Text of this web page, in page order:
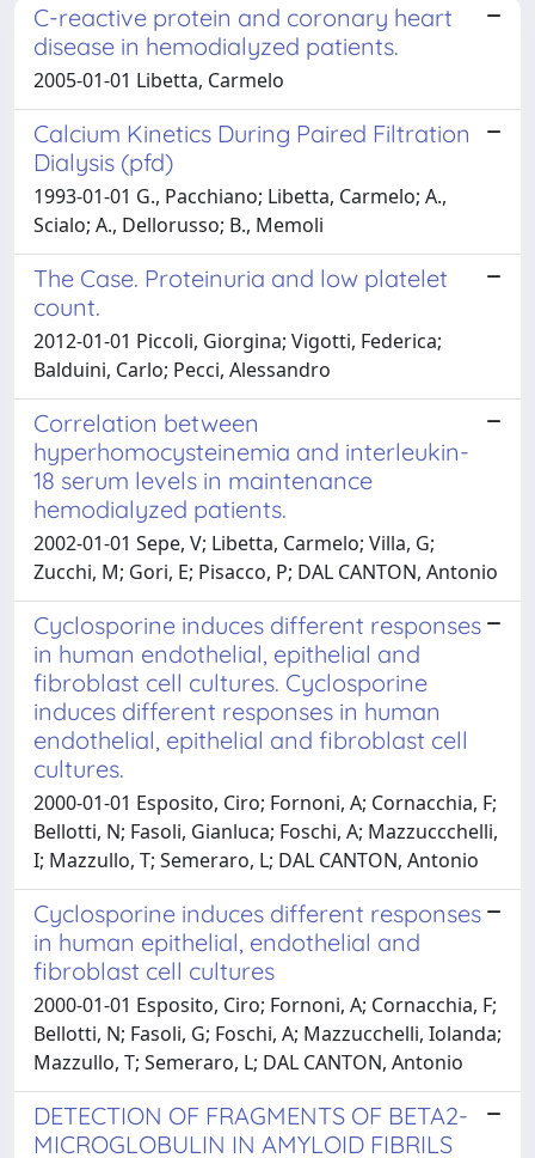
C-reactive protein and coronary heart
disease in hemodialyzed patients.
2005-01-01 Libetta, Carmelo
Calcium Kinetics During Paired Filtration
Dialysis (pfd)
1993-01-01 G., Pacchiano; Libetta, Carmelo; A.,
Scialo; A., Dellorusso; B., Memoli
The Case. Proteinuria and low platelet
count.
2012-01-01 Piccoli, Giorgina; Vigotti, Federica;
Balduini, Carlo; Pecci, Alessandro
Correlation between
hyperhomocysteinemia and interleukin-
18 serum levels in maintenance
hemodialyzed patients.
2002-01-01 Sepe, V; Libetta, Carmelo; Villa, G;
Zucchi, M; Gori, E; Pisacco, P; DAL CANTON, Antonio
Cyclosporine induces different responses
in human endothelial, epithelial and
fibroblast cell cultures. Cyclosporine
induces different responses in human
endothelial, epithelial and fibroblast cell
cultures.
2000-01-01 Esposito, Ciro; Fornoni, A; Cornacchia, F;
Bellotti, N; Fasoli, Gianluca; Foschi, A; Mazzuccchelli,
I; Mazzullo, T; Semeraro, L; DAL CANTON, Antonio
Cyclosporine induces different responses
in human epithelial, endothelial and
fibroblast cell cultures
2000-01-01 Esposito, Ciro; Fornoni, A; Cornacchia, F;
Bellotti, N; Fasoli, G; Foschi, A; Mazzucchelli, Iolanda;
Mazzullo, T; Semeraro, L; DAL CANTON, Antonio
DETECTION OF FRAGMENTS OF BETA2-
MICROGLOBULIN IN AMYLOID FIBRILS